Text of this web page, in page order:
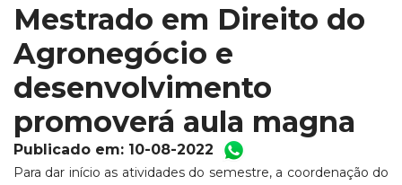
Mestrado em Direito do
Agronegócio e
desenvolvimento
promoverá aula magna
Publicado em: 10-08-2022
Para dar início as atividades do semestre, a coordenação do